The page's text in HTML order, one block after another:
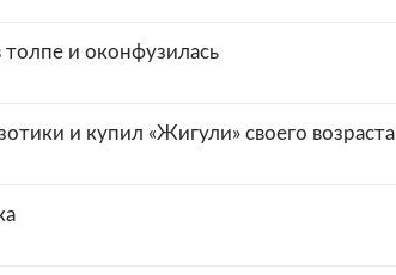
толпе и оконфузилась
и купил «Жигули» своего возраста